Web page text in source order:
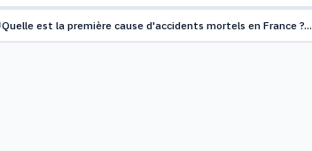
Quelle est la première cause d'accidents mortels en France ?…